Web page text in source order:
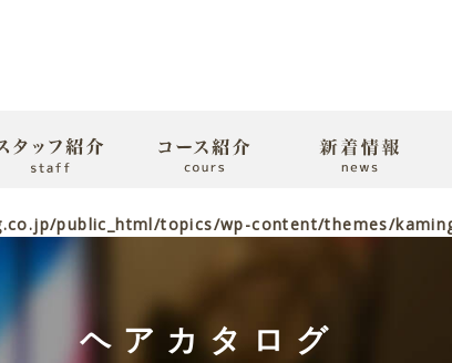
public_html/topics/wp-content/themes/
ヘアカタログ